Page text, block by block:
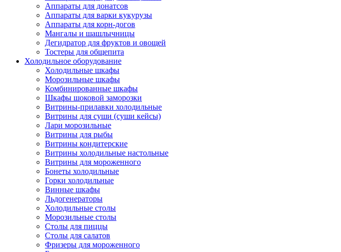
Аппараты для донатсов
Аппараты для варки кукурузы
Аппараты для корн-догов
Мангалы и шашлычницы
Дегидратор для фруктов и овощей
Тостеры для общепита
Холодильное оборудование
Холодильные шкафы
Морозильные шкафы
Комбинированные шкафы
Шкафы шоковой заморозки
Витрины-прилавки холодильные
Витрины для суши (суши кейсы)
Лари морозильные
Витрины для рыбы
Витрины кондитерские
Витрины холодильные настольные
Витрины для мороженного
Бонеты холодильные
Горки холодильные
Винные шкафы
Льдогенераторы
Холодильные столы
Морозильные столы
Столы для пиццы
Столы для салатов
Фризеры для мороженного